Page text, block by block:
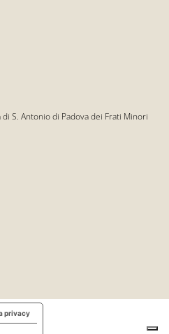
S. Antonio di Padova dei Frati Minori
privacy